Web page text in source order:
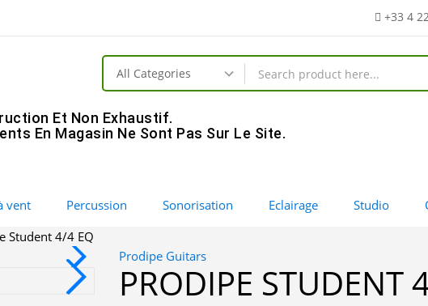
+33 4
Et Non Exhaustif.
En Magasin Ne Sont Pas Sur Le Site.
vent Percussion Sonorisation Eclairage Studio
Student 4/4 EQ
Prodipe Guitars
PRODIPE STUDENT